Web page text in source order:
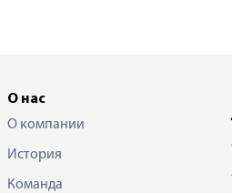
О нас
О компании
История
Команда